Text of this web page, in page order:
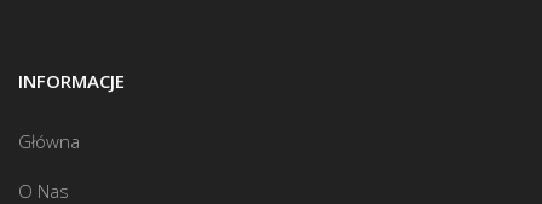
INFORMACJE
Główna
O Nas